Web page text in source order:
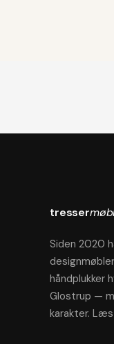
tresser
Siden 2020
håndplukker
Glostrup —
karakter.